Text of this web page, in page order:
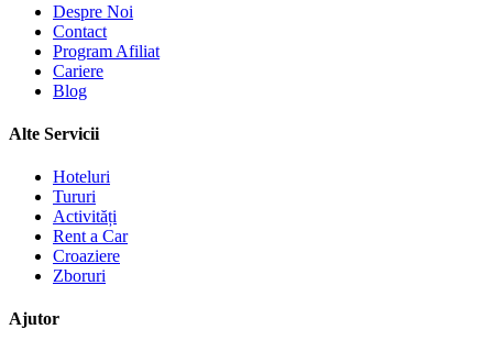
Despre Noi
Contact
Program Afiliat
Cariere
Blog
Alte Servicii
Hoteluri
Tururi
Activități
Rent a Car
Croaziere
Zboruri
Ajutor